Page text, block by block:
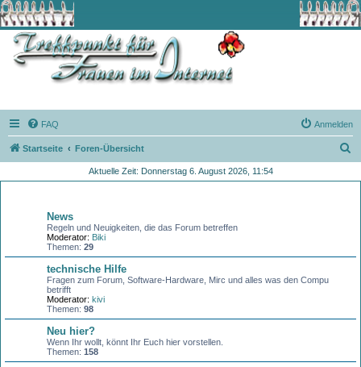
FAQ Anmelden
Startseite Foren-Übersicht
Aktuelle Zeit: Donnerstag 6. August 2026, 11:54
News
Regeln und Neuigkeiten, die das Forum betreffen
Moderator: Biki
Themen: 29
technische Hilfe
Fragen zum Forum, Software-Hardware, Mirc und alles was den Compu
betrifft
Moderator: kivi
Themen: 98
Neu hier?
Wenn Ihr wollt, könnt Ihr Euch hier vorstellen.
Themen: 158